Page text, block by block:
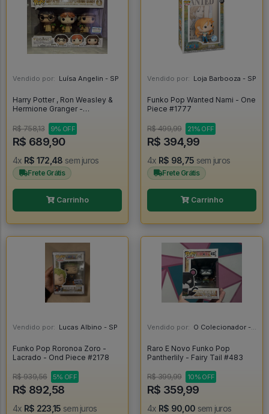
Vendido por: Luísa Angelin - SP
Harry Potter , Ron Weasley &
Hermione Granger -
R$ 758,13 9% OFF
R$ 689,90
4x R$ 172,48 sem juros
Frete Grátis
Carrinho
Vendido por: Loja Barbooza - SP
Funko Pop Wanted Nami - One
Piece #1777
R$ 499,99 21% OFF
R$ 394,99
4x R$ 98,75 sem juros
Frete Grátis
Carrinho
Vendido por: Lucas Albino - SP
Funko Pop Roronoa Zoro -
Lacrado - Ond Piece #2178
R$ 939,56 5% OFF
R$ 892,58
4x R$ 223,15 sem juros
Vendido por: O Colecionador - SP
Raro E Novo Funko Pop
Pantherlily - Fairy Tail #483
R$ 399,99 10% OFF
R$ 359,99
4x R$ 90,00 sem juros